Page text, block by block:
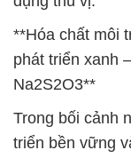
**Hóa chất môi
phát triển xanh
Na2S2O3**
Trong bối cảnh
triển bền vững